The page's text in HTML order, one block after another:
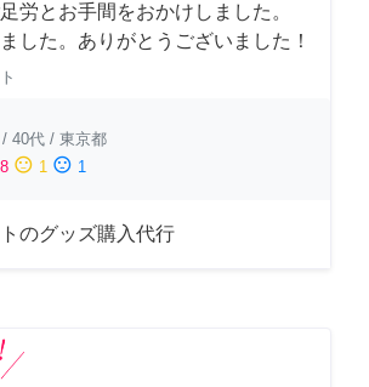
労とお手間をおかけしました。
した。ありがとうございました！
/ 40代 / 東京都
sentiment_neutral 1 sentiment_dissatisfied 1
のグッズ購入代行